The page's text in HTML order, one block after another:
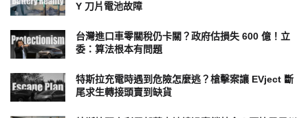
Y 刀片電池故障
台灣進口車零關稅仍卡關？政府估損失 600 億！立
委：算法根本有問題
特斯拉充電時遇到危險怎麼逃？槍擊案讓 EVject 斷
尾求生轉接頭賣到缺貨